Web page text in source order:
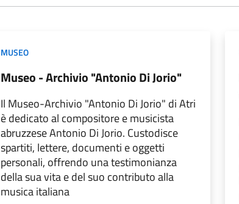
MUSEO
Museo - Archivio "Antonio Di Jorio"
Il Museo-Archivio "Antonio Di Jorio" di Atri
è dedicato al compositore e musicista
abruzzese Antonio Di Jorio. Custodisce
spartiti, lettere, documenti e oggetti
personali, offrendo una testimonianza
della sua vita e del suo contributo alla
musica italiana